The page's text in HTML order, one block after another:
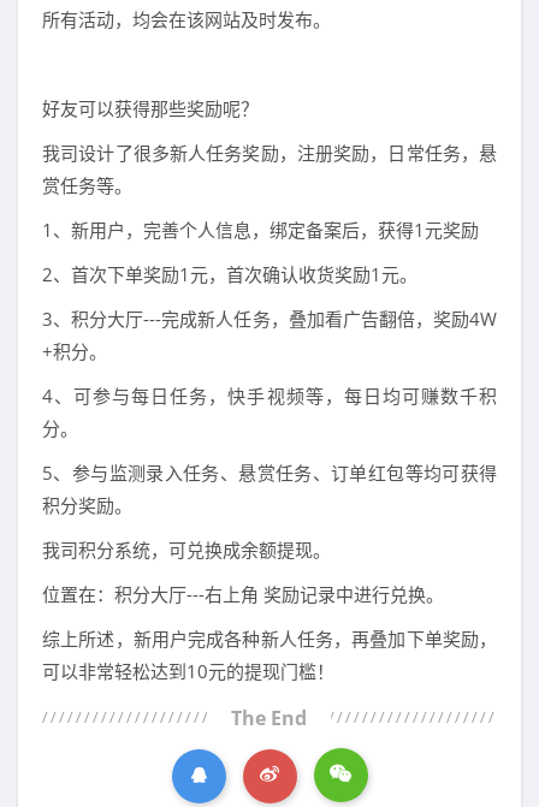
所有活动，均会在该网站及时发布。
好友可以获得那些奖励呢？
我司设计了很多新人任务奖励，注册奖励，日常任务，悬
赏任务等。
1、新用户，完善个人信息，绑定备案后，获得1元奖励
2、首次下单奖励1元，首次确认收货奖励1元。
3、积分大厅---完成新人任务，叠加看广告翻倍，奖励4W
+积分。
4、可参与每日任务，快手视频等，每日均可赚数千积
分。
5、参与监测录入任务、悬赏任务、订单红包等均可获得
积分奖励。
我司积分系统，可兑换成余额提现。
位置在：积分大厅---右上角 奖励记录中进行兑换。
综上所述，新用户完成各种新人任务，再叠加下单奖励，
可以非常轻松达到10元的提现门槛！
The End